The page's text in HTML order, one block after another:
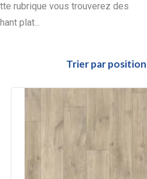
rubrique vous trouverez des
plat...
Trierpar position